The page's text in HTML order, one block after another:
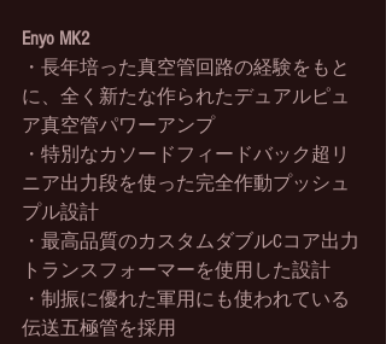
Enyo MK2
・長年培った真空管回路の経験をもと
に、全く新たな作られたデュアルピュ
ア真空管パワーアンプ
・特別なカソードフィードバック超リ
ニア出力段を使った完全作動プッシュ
プル設計
・最高品質のカスタムダブルCコア出力
トランスフォーマーを使用した設計
・制振に優れた軍用にも使われている
伝送五極管を採用